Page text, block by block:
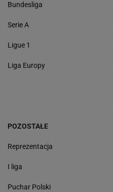
Bundesliga
Serie A
Ligue 1
Liga Europy
POZOSTAŁE
Reprezentacja
I liga
Puchar Polski